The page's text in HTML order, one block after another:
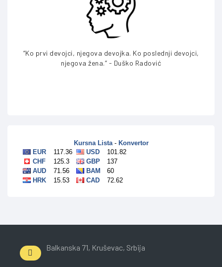
“Ko prvi devojci, njegova devojka. Ko poslednji devojci,
njegova žena.” - Duško Radović
Balkanska 71, Kruševac, Srbija